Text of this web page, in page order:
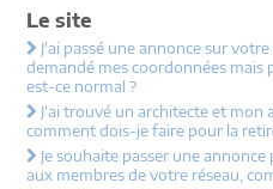
Le site
J'ai passé une annonce sur
demandé mes coordonnées mais
est-ce normal ?
J'ai trouvé un architecte et mon
comment dois-je faire pour la
Je souhaite passer une
aux membres de votre réseau,